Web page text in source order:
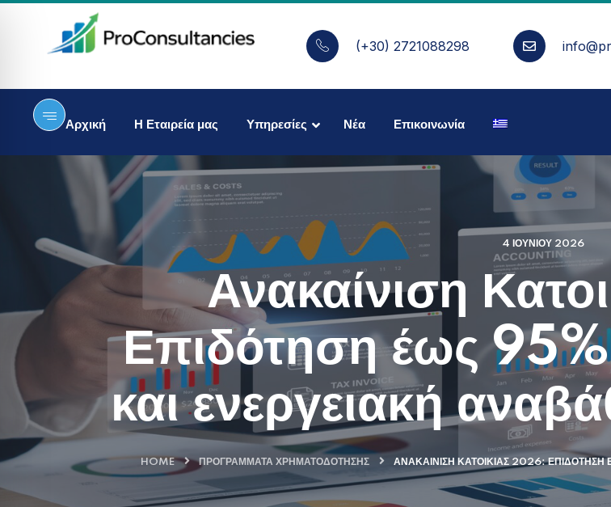
(+30) 2721088298
Αρχική Η Εταιρεία μας Υπηρεσίες Νέα Επικοινωνία
4 ΙΟΥΝΊΟΥ 2026
Ανακαίνιση
Επιδότηση έως 95%
και ενεργειακή
HOME ΠΡΟΓΡΆΜΜΑΤΑ ΧΡΗΜΑΤΟΔΌΤΗΣΗΣ ΑΝΑΚΑΊΝΙΣΗ ΚΑΤΟΙΚΊΑΣ 2026: ΕΠΙΔΌΤΗΣΗ